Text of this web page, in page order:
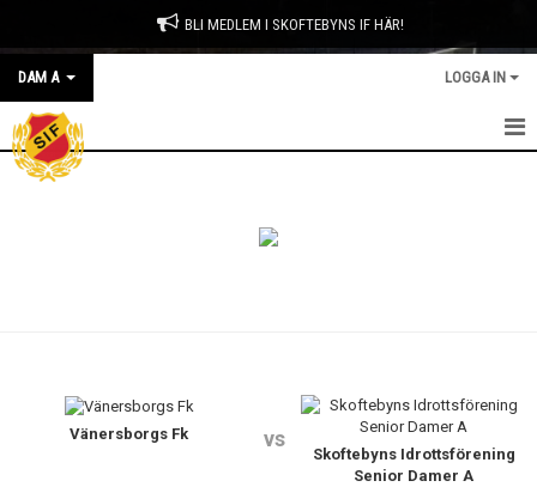
BLI MEDLEM I SKOFTEBYNS IF HÄR!
DAM A LOGGA IN
HEM
BILDGALLERIVänersborgs Fk vs
Skoftebyns Idrottsförening
Senior Damer A